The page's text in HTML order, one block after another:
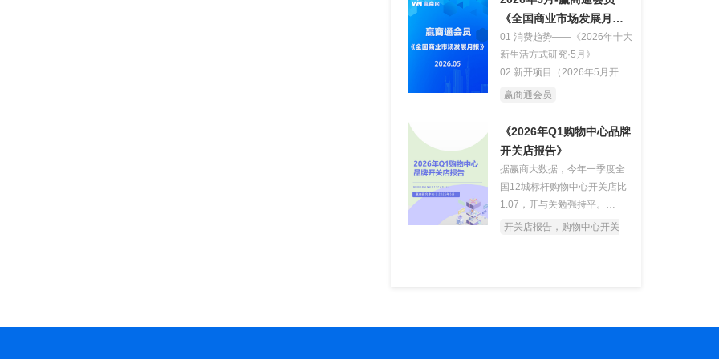
04 品牌推荐（新鲜零食品牌）
《全国商业市场发展月
报》
01 消费趋势——《2026年十大
新生活方式研究·5月》
02 新开项目（2026年5月开业
项目解读）
新店盘点及案例解读）
04 品牌推荐（泰式奶茶品牌）
赢商通会员
《2026年Q1购物中心品牌
开关店报告》
据赢商大数据，今年一季度全
国12城标杆购物中心开关店比
1.07，开与关勉强持平。
4700+门店调整透露出清晰的
开关店报告，购物中心开关